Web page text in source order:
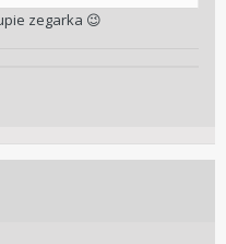
zegarka 😉